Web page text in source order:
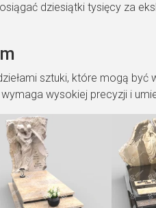
dziesiątki tysięcy za
sztuki, które mogą
wysokiej precyzji i